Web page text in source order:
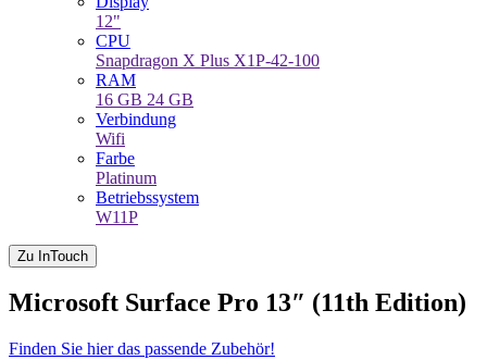
12"
CPU
Snapdragon X Plus X1P-42-100
RAM
16 GB 24 GB
Verbindung
Wifi
Farbe
Platinum
Betriebssystem
W11P
Zu InTouch
Microsoft Surface Pro 13″ (11th Edition)
Finden Sie hier das passende Zubehör!